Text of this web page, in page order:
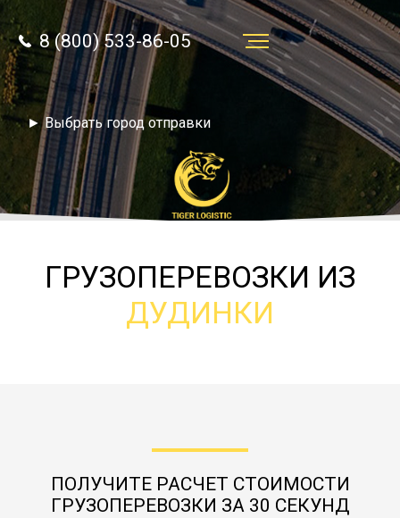
Услуги
Преимущества
О компании
Направления
Тарифы
Контакты
► Выбрать город отправки
8 (800) 533-86-05
ГРУЗОПЕРЕВОЗКИ ИЗ
ДУДИНКИ
ПОЛУЧИТЕ РАСЧЕТ СТОИМОСТИ
ГРУЗОПЕРЕВОЗКИ ЗА 30 СЕКУНД